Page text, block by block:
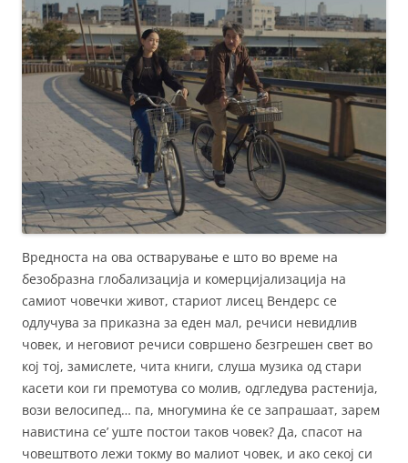
Вредноста на ова остварување е што во време на
безобразна глобализација и комерцијализација на
самиот човечки живот, стариот лисец Вендерс се
одлучува за приказна за еден мал, речиси невидлив
човек, и неговиот речиси совршено безгрешен свет во
кој тој, замислете, чита книги, слуша музика од стари
касети кои ги премотува со молив, одгледува растенија,
вози велосипед… па, многумина ќе се запрашаат, зарем
навистина се’ уште постои таков човек? Да, спасот на
човештвото лежи токму во малиот човек, и ако секој си